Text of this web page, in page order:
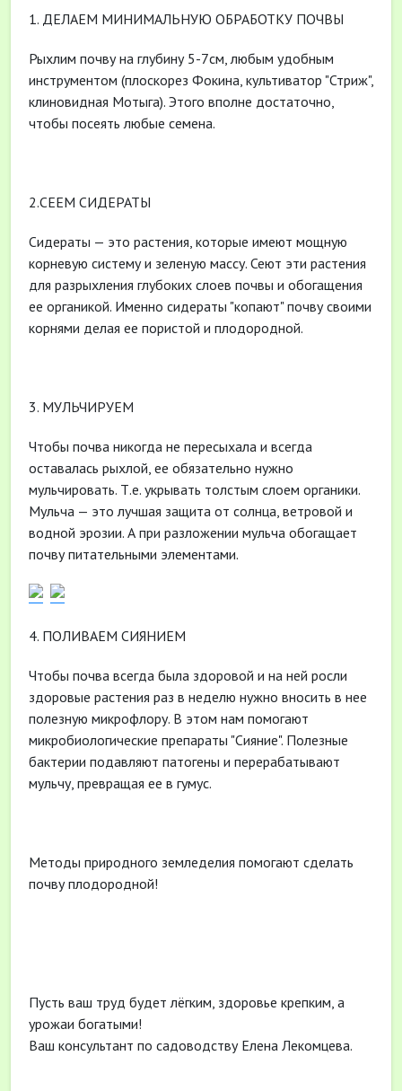
1. ДЕЛАЕМ МИНИМАЛЬНУЮ ОБРАБОТКУ ПОЧВЫ
Рыхлим почву на глубину 5-7см, любым удобным
инструментом (плоскорез Фокина, культиватор "Стриж",
клиновидная Мотыга). Этого вполне достаточно,
чтобы посеять любые семена.
2.СЕЕМ СИДЕРАТЫ
Сидераты — это растения, которые имеют мощную
корневую систему и зеленую массу. Сеют эти растения
для разрыхления глубоких слоев почвы и обогащения
ее органикой. Именно сидераты "копают" почву своими
корнями делая ее пористой и плодородной.
3. МУЛЬЧИРУЕМ
Чтобы почва никогда не пересыхала и всегда
оставалась рыхлой, ее обязательно нужно
мульчировать. Т.е. укрывать толстым слоем органики.
Мульча — это лучшая защита от солнца, ветровой и
водной эрозии. А при разложении мульча обогащает
почву питательными элементами.
4. ПОЛИВАЕМ СИЯНИЕМ
Чтобы почва всегда была здоровой и на ней росли
здоровые растения раз в неделю нужно вносить в нее
полезную микрофлору. В этом нам помогают
микробиологические препараты "Сияние". Полезные
бактерии подавляют патогены и перерабатывают
мульчу, превращая ее в гумус.
Методы природного земледелия помогают сделать
почву плодородной!
Пусть ваш труд будет лёгким, здоровье крепким, а
урожаи богатыми!
Ваш консультант по садоводству Елена Лекомцева.